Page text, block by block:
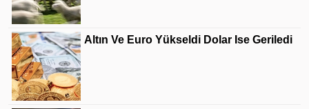
Altın Ve Euro Yükseldi Dolar Ise Geriledi